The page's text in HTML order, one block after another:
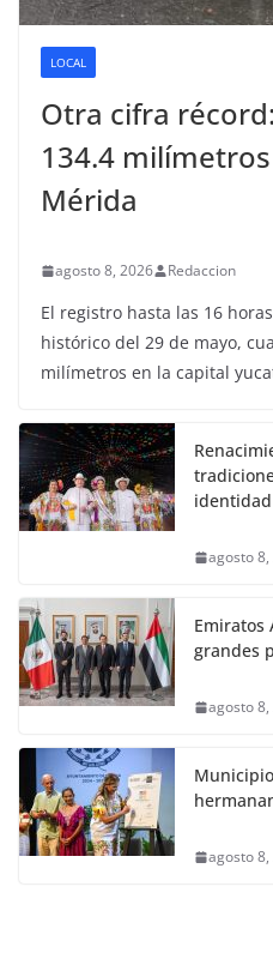
LOCAL
Otra cifra
134.4
Mérida
agosto 8, 2026 Redaccion
El registro hasta las 16
histórico del 29 de mayo,
milímetros en la capital
agosto
Emiratos
grandes
agosto
agosto